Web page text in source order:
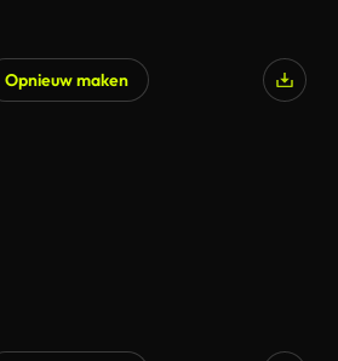
Opnieuw maken